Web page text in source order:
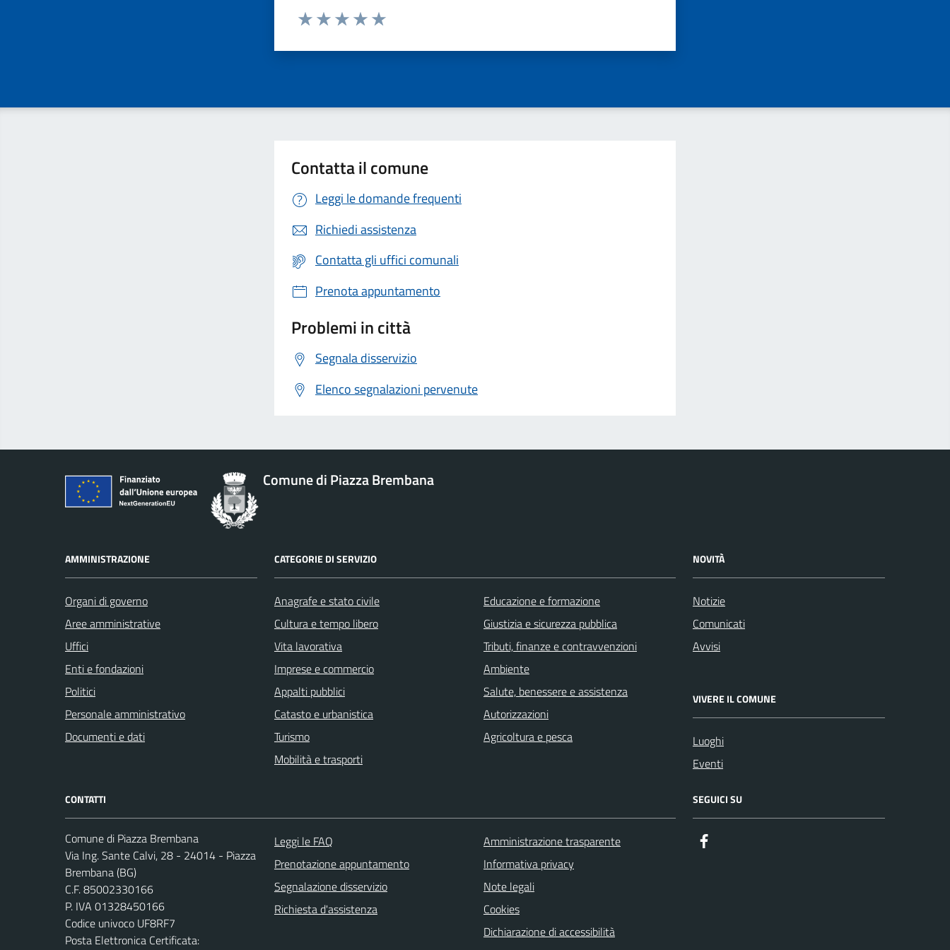
Valuta da 1 a 5 stelle la pagina
Contatta il comune
Leggi le domande frequenti
Richiedi assistenza
Contatta gli uffici comunali
Prenota appuntamento
Problemi in città
Segnala disservizio
Elenco segnalazioni pervenute
Comune di Piazza Brembana
AMMINISTRAZIONE
Organi di governo
Aree amministrative
Uffici
Enti e fondazioni
Politici
Personale amministrativo
Documenti e dati
CATEGORIE DI SERVIZIO
Anagrafe e stato civile
Cultura e tempo libero
Vita lavorativa
Imprese e commercio
Appalti pubblici
Catasto e urbanistica
Turismo
Mobilità e trasporti
Educazione e formazione
Giustizia e sicurezza pubblica
Tributi, finanze e contravvenzioni
Ambiente
Salute, benessere e assistenza
Autorizzazioni
Agricoltura e pesca
NOVITÀ
Notizie
Comunicati
Avvisi
VIVERE IL COMUNE
Luoghi
Eventi
CONTATTI
Comune di Piazza Brembana
Via Ing. Sante Calvi, 28 - 24014 - Piazza
Brembana (BG)
C.F. 85002330166
P. IVA 01328450166
Codice univoco UF8RF7
Posta Elettronica Certificata:
Leggi le FAQ
Prenotazione appuntamento
Segnalazione disservizio
Richiesta d'assistenza
Amministrazione trasparente
Informativa privacy
Note legali
Cookies
Dichiarazione di accessibilità
SEGUICI SU